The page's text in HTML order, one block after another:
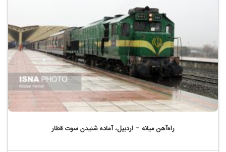
راه‌آهن میانه – اردبیل، آماده شنیدن سوت قطار